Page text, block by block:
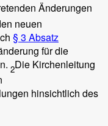
Änderungen
neuen
§ 3 Absatz
für die
2Die Kirchenleitung
hinsichtlich des